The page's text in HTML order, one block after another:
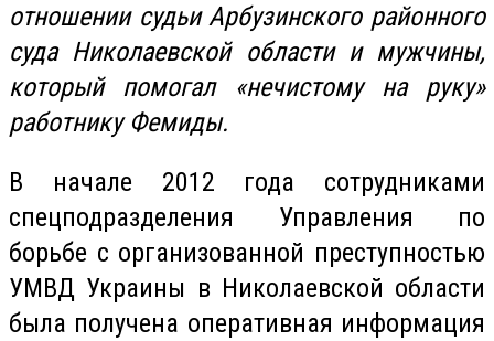
отношении судьиАрбузинскогорайонного
суда Николаевской области и мужчины,
который помогал «нечистому на руку»
работнику Фемиды.
В начале 2012 года сотрудниками
спецподразделения Управления по
борьбе с организованной преступностью
УМВД Украины в Николаевской области
была получена оперативная информация